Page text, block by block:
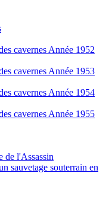
cavernes Année 1952
cavernes Année 1953
cavernes Année 1954
cavernes Année 1955
de l'Assassin
sauvetage souterrain en